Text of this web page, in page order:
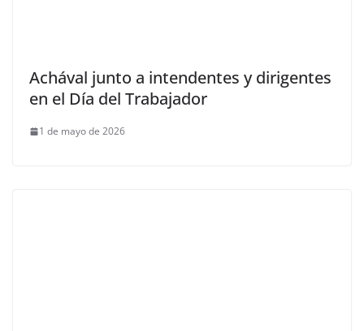
Achával junto a intendentes y dirigentes
en el Día del Trabajador
1 de mayo de 2026